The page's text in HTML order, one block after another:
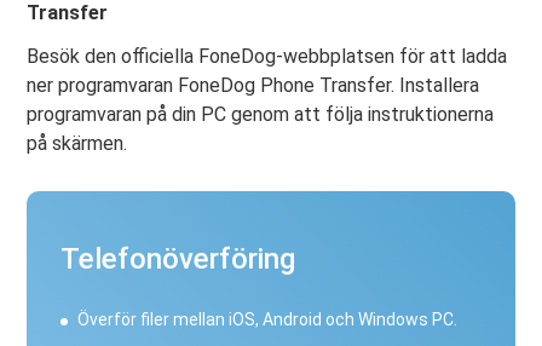
Transfer
Besök den officiella FoneDog-webbplatsen för att ladda
ner programvaran FoneDog Phone Transfer. Installera
programvaran på din PC genom att följa instruktionerna
på skärmen.
Telefonöverföring
Överför filer mellan iOS, Android och Windows PC.